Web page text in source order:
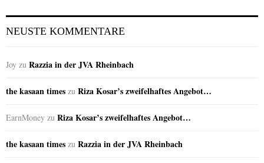
NEUSTE KOMMENTARE
Joy zu Razzia in der JVA Rheinbach
the kasaan times zu Riza Kosar’s zweifelhaftes Angebot…
EarnMoney zu Riza Kosar’s zweifelhaftes Angebot…
the kasaan times zu Razzia in der JVA Rheinbach